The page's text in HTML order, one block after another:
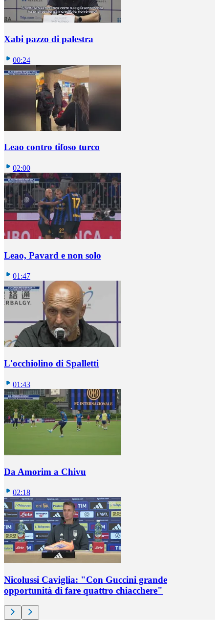
Xabi pazzo di palestra
00:24
Leao contro tifoso turco
02:00
Leao, Pavard e non solo
01:47
L'occhiolino di Spalletti
01:43
Da Amorim a Chivu
02:18
Nicolussi Caviglia: "Con Guccini grande
opportunità di fare quattro chiacchere"